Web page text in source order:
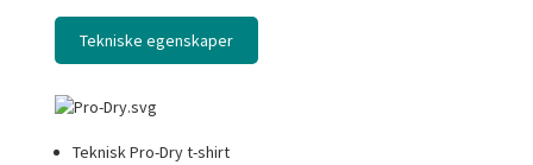
Tekniske egenskaper
Teknisk Pro-Dry t-shirt